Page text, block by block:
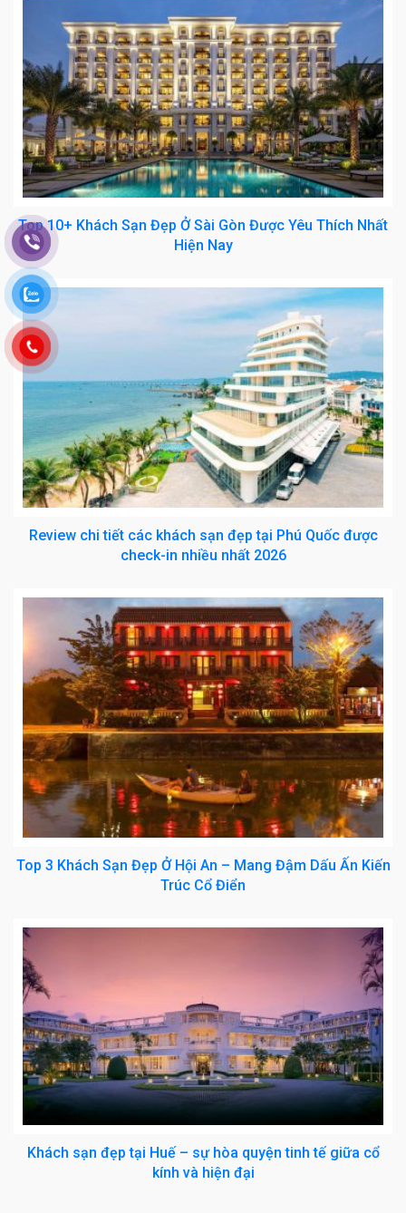
Top 10+ Khách Sạn Đẹp Ở Sài Gòn Được Yêu Thích Nhất
Hiện Nay
Review chi tiết các khách sạn đẹp tại Phú Quốc được
check-in nhiều nhất 2026
Top 3 Khách Sạn Đẹp Ở Hội An – Mang Đậm Dấu Ấn Kiến
Trúc Cổ Điển
Khách sạn đẹp tại Huế – sự hòa quyện tinh tế giữa cổ
kính và hiện đại